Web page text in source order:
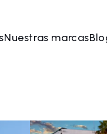
Nuestras marcas